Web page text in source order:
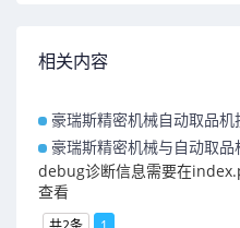
相关内容
豪瑞斯精密机械自动取品
豪瑞斯精密机械与自动取
debug诊断信息需要在
查看